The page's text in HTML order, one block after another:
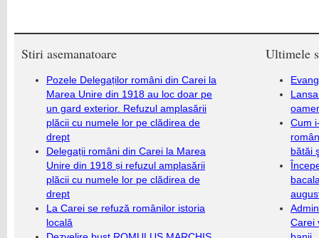
Stiri asemanatoare
Pozele Delegaților români din Carei la
Marea Unire din 1918 au loc doar pe
un gard exterior. Refuzul amplasării
plăcii cu numele lor pe clădirea de
drept
Delegații români din Carei la Marea
Unire din 1918 și refuzul amplasării
plăcii cu numele lor pe clădirea de
drept
La Carei se refuză românilor istoria
locală
Ultimele
Cum
bătăi
Carei